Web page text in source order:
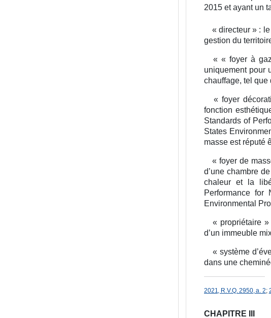
2015 et ayant un
« directeur » :
gestion du
« « foyer à
uniquement pour
chauffage, tel
« foyer
fonction
Standards of
States
masse est réputé
« foyer de
d’une chambre
chaleur et la
Performance for
Environmental
« propriétaire »
d’un immeuble
« système
dans une
2021, R.V.Q. 2950, a. 2;
CHAPITRE III